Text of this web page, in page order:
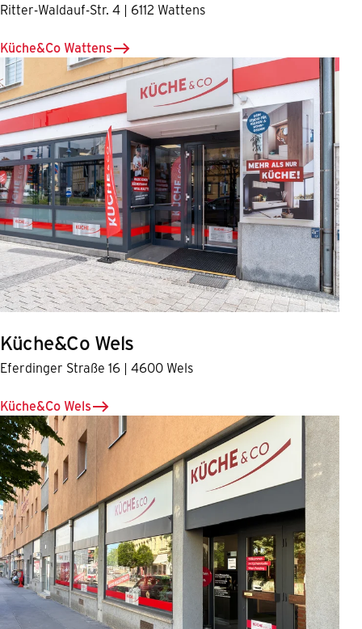
Ritter-Waldauf-Str. 4 | 6112 Wattens
Küche&Co Wattens
Küche&Co Wels
Eferdinger Straße 16 | 4600 Wels
Küche&Co Wels